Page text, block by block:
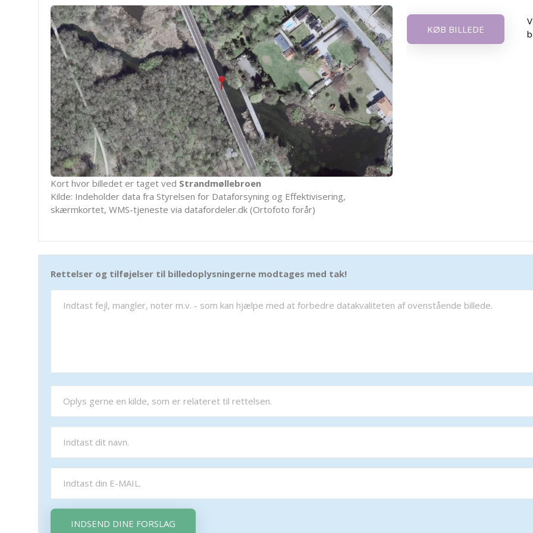
Kort hvor billedet er taget ved Strandmøllebroen
Kilde: Indeholder data fra Styrelsen for Dataforsyning og Effektivisering,
skærmkortet, WMS-tjeneste via datafordeler.dk (Ortofoto forår)
KØB BILLEDE
Rettelser og tilføjelser til billedoplysningerne modtages med tak!
INDSEND DINE FORSLAG